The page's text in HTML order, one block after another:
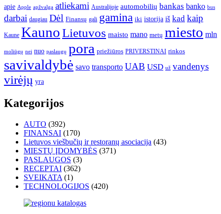
apie Apple apžvalga atliekami Australijoje automobilių bankas banko bus
darbai daugiau Dėl Finansų gali gamina iki istorija iš kad kaip
Kaune KaunoLietuvos maisto mano metų miesto mln
moliūgų nei nuo paslaugų pora priežiūros PRIVERSTINAI rinkos
savivaldybė savo transporto UAB USD už vandenys
virėjų yra
Kategorijos
AUTO (392)
FINANSAI (170)
Lietuvos viešbučių ir restoranų asociacija (43)
MIESTŲ ĮDOMYBĖS (371)
PASLAUGOS (3)
RECEPTAI (362)
SVEIKATA (1)
TECHNOLOGIJOS (420)